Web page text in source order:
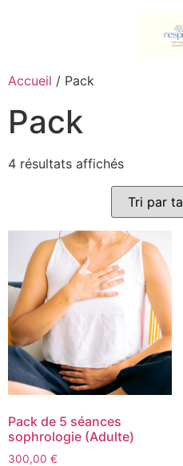
Accueil / Pack
Pack
4 résultats affichés
Pack de 5 séances
sophrologie (Adulte)
300,00 €